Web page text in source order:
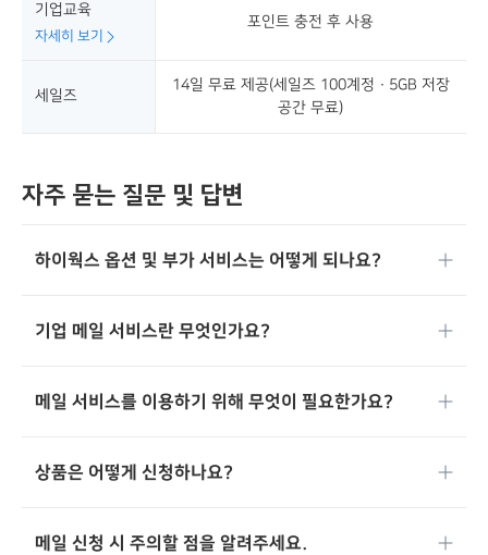
기업교육
자세히 보기
포인트 충전 후 사용
세일즈
14일 무료 제공(세일즈 100계정 · 5GB 저장
공간 무료)
자주 묻는 질문 및 답변
하이웍스 옵션 및 부가 서비스는 어떻게 되나요?
기업 메일 서비스란 무엇인가요?
메일 서비스를 이용하기 위해 무엇이 필요한가요?
상품은 어떻게 신청하나요?
메일 신청 시 주의할 점을 알려주세요.